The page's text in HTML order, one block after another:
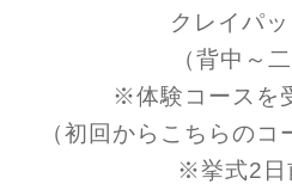
クレイパ
（背中～
※体験コースを
（初回からこちらのコ
※挙式2日